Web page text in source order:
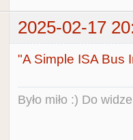
2025-02-17
"A Simple ISA Bus
Było miło :) Do